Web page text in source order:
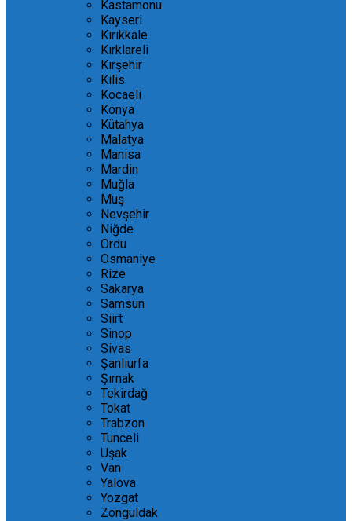
Kastamonu
Kayseri
Kırıkkale
Kırklareli
Kırşehir
Kilis
Kocaeli
Konya
Kütahya
Malatya
Manisa
Mardin
Muğla
Muş
Nevşehir
Niğde
Ordu
Osmaniye
Rize
Sakarya
Samsun
Siirt
Sinop
Sivas
Şanlıurfa
Şırnak
Tekirdağ
Tokat
Trabzon
Tunceli
Uşak
Van
Yalova
Yozgat
Zonguldak